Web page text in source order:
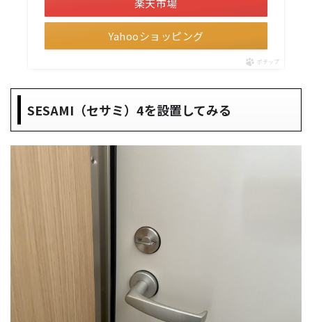
Yahooショッピング
ポチップ
SESAMI（セサミ）4を設置してみる